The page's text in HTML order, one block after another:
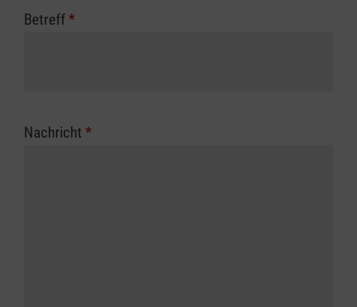
Betreff*
Nachricht *